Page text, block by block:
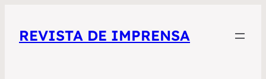
REVISTA DE IMPRENSA